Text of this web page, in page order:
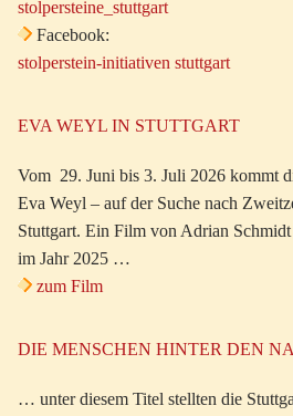
stolpersteine_stuttgart
Facebook:
stolperstein-initiativen stuttgart
EVA WEYL IN STUTTGART
Vom 29. Juni bis 3. Juli 2026 kommt
Eva Weyl – auf der Suche nach
Stuttgart. Ein Film von Adrian
im Jahr 2025 …
zum Film
DIE MENSCHEN HINTER DEN
… unter diesem Titel stellten die